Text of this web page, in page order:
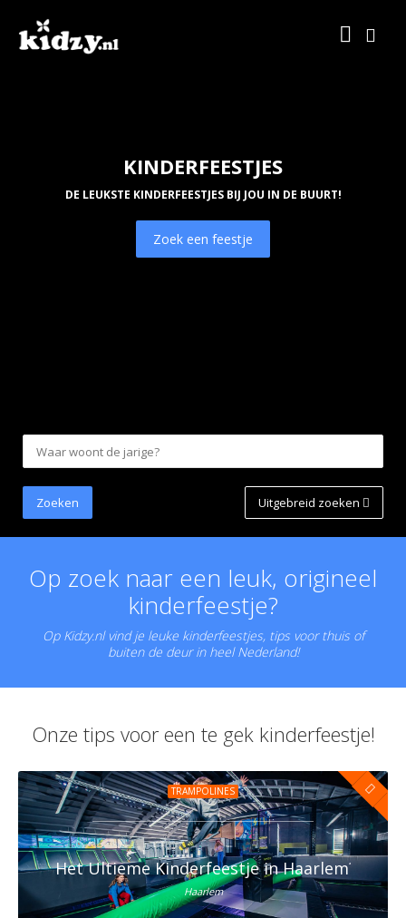
KINDERFEESTJES
DE LEUKSTE KINDERFEESTJES BIJ JOU IN DE BUURT!
Zoek een feestje
Uitgebreid zoeken
Op zoek naar een leuk, origineel
kinderfeestje?
Op Kidzy.nl vind je leuke kinderfeestjes, tips voor thuis of
buiten de deur in heel Nederland!
Onze tips voor een te gek kinderfeestje!
TRAMPOLINES
Het Ultieme Kinderfeestje in Haarlem? Vier
Haarlem